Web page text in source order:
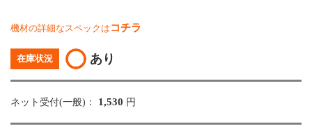
機材の詳細なスペックは コチラ
在庫状況 あり
ネット受付(一般)： 1,530 円